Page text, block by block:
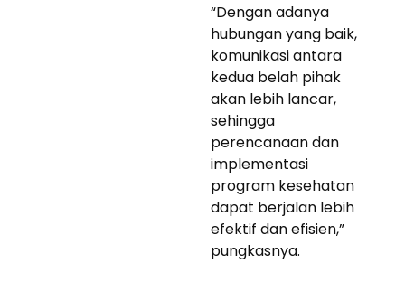
“Dengan adanya
hubungan yang baik,
komunikasi antara
kedua belah pihak
akan lebih lancar,
sehingga
perencanaan dan
implementasi
program kesehatan
dapat berjalan lebih
efektif dan efisien,”
pungkasnya.